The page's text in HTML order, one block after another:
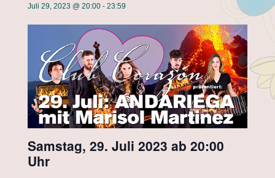
Juli 29, 2023 @ 20:00 - 23:59
Samstag, 29. Juli 2023 ab 20:00
Uhr